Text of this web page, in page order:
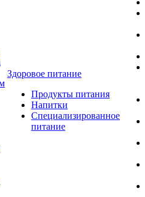
Здоровое питание
Продукты питания
Напитки
Специализированное
питание